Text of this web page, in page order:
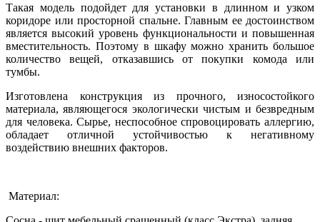
Такая модель подойдет для установки в длинном и узком
коридоре или просторной спальне. Главным ее достоинством
является высокий уровень функциональности и повышенная
вместительность. Поэтому в шкафу можно хранить большое
количество вещей, отказавшись от покупки комода или
тумбы.
Изготовлена конструкция из прочного, износостойкого
материала, являющегося экологически чистым и безвредным
для человека. Сырье, неспособное спровоцировать аллергию,
обладает отличной устойчивостью к негативному
воздействию внешних факторов.
Материал: